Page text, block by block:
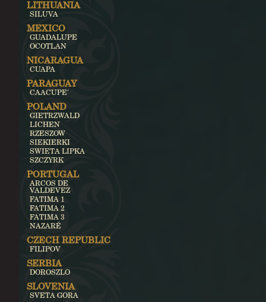
LITHUANIA
SILUVA
MEXICO
GUADALUPE
OCOTLAN
NICARAGUA
CUAPA
PARAGUAY
CAACUPE'
POLAND
GIETRZWALD
LICHEN
RZESZOW
SIEKIERKI
SWIETA LIPKA
SZCZYRK
PORTUGAL
ARCOS DE
VALDEVEZ
FATIMA 1
FATIMA 2
FATIMA 3
NAZARÉ
CZECH REPUBLIC
FILIPOV
SERBIA
DOROSZLO
SLOVENIA
SVETA GORA